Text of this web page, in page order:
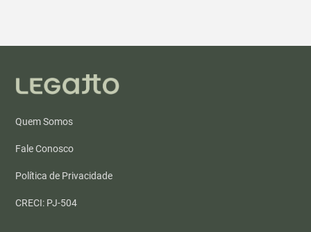
Quem Somos
Fale Conosco
Política de Privacidade
CRECI: PJ-504